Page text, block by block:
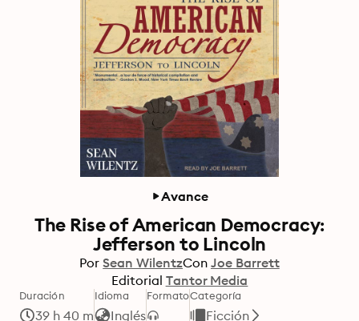
Avance
The Rise of American Democracy:
Jefferson to Lincoln
Por Sean WilentzCon Joe Barrett
Editorial Tantor Media
Duración
39 h 40 m
Idioma
Inglés
FormatoCategoría
Ficción